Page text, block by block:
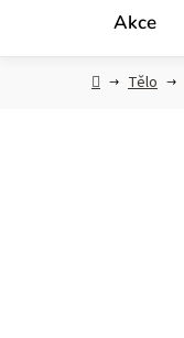
Akce
DomůTělo